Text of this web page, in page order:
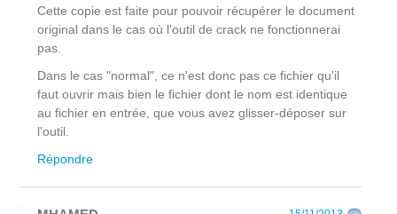
Cette copie est faite pour pouvoir récupérer le document
original dans le cas où l'outil de crack ne fonctionnerai
pas.
Dans le cas "normal", ce n'est donc pas ce fichier qu'il
faut ouvrir mais bien le fichier dont le nom est identique
au fichier en entrée, que vous avez glisser-déposer sur
l'outil.
Répondre